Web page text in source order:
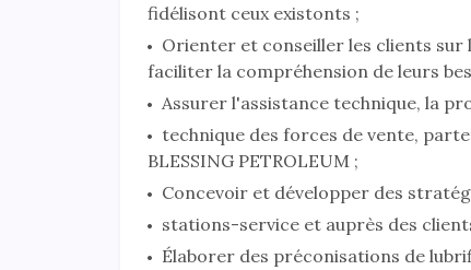
fidélisont ceux existonts ;
Orienter et conseiller les clients sur
faciliter la compréhension de leurs
Assurer l'assistance technique, la
technique des forces de vente,
BLESSING PETROLEUM ;
Concevoir et développer des
stations-service et auprès des
Élaborer des préconisations de